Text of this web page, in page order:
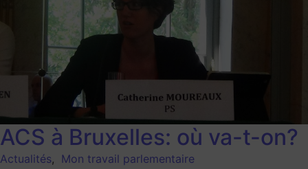
ACS à Bruxelles: où va-t-on?
Actualités, Mon travail parlementaire